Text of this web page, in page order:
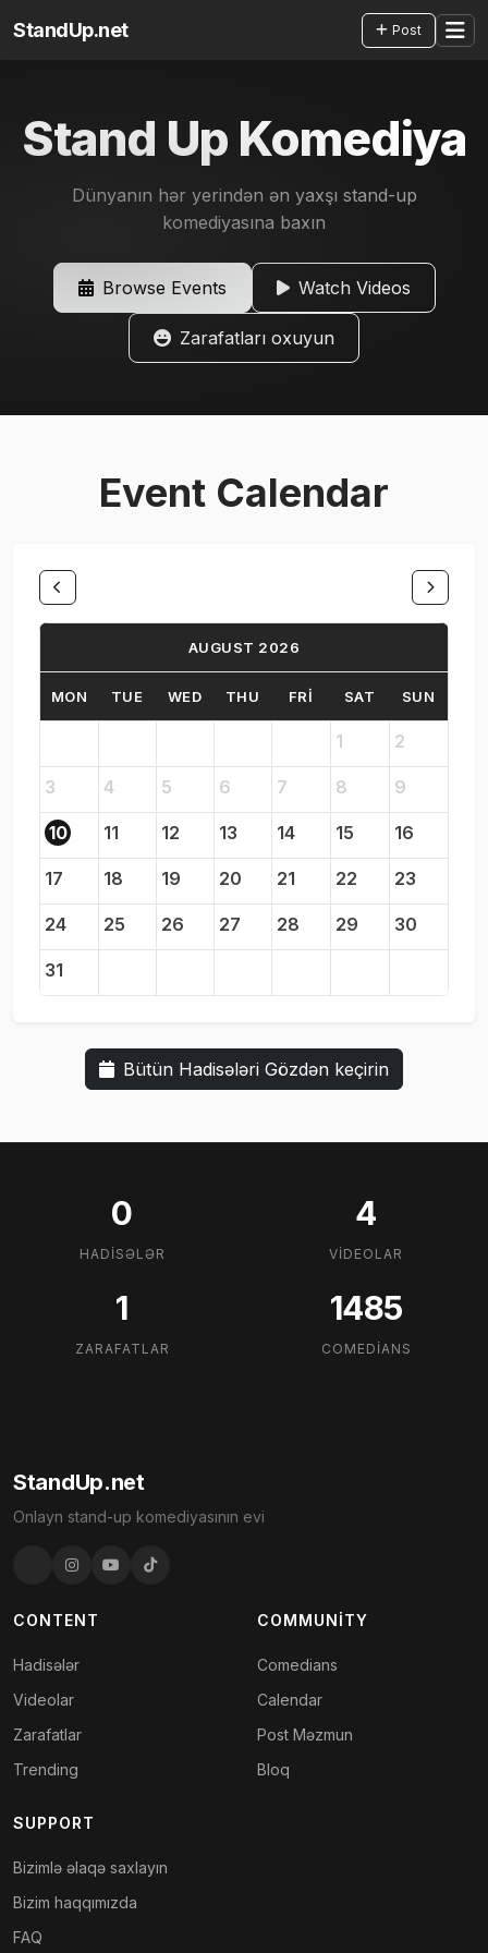
StandUp.net Post
Stand Up Komediya
Dünyanın hər yerindən ən yaxşı stand-up
komediyasına baxın
Browse Events Watch Videos
Zarafatları oxuyun
Event Calendar
AUGUST 2026
MON TUE WED THU FRI SAT SUN
1 2
3 4 5 6 7 8 9
10 11 12 13 14 15 16
17 18 19 20 21 22 23
24 25 26 27 28 29 30
31
Bütün Hadisələri Gözdən keçirin
0
HADISƏLƏR
4
VIDEOLAR
1
ZARAFATLAR
1485
COMEDIANS
StandUp.net
Onlayn stand-up komediyasının evi
CONTENT
Hadisələr
Videolar
Zarafatlar
Trending
COMMUNITY
Comedians
Calendar
Post Məzmun
Bloq
SUPPORT
Bizimlə əlaqə saxlayın
Bizim haqqımızda
FAQ